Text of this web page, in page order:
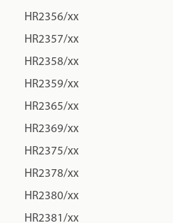
HR2356/xx
HR2357/xx
HR2358/xx
HR2359/xx
HR2365/xx
HR2369/xx
HR2375/xx
HR2378/xx
HR2380/xx
HR2381/xx